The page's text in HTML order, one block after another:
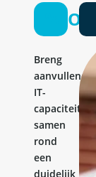
Breng
aanvullende
IT-
capaciteit
samen
rond
een
duidelijk